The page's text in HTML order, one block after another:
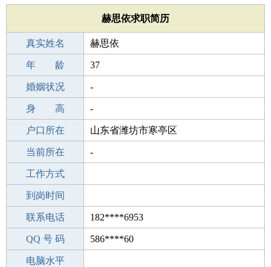
赫思依求职简历
真实姓名 赫思依
性 别 女
年 龄 37
出生年月 1989-07-16
婚姻状况 -
学 历 职校/技校
身 高 -
毕业学校 木林树人动漫培训学校
户口所在 山东省潍坊市寒亭区
所学专业 -
当前所在 -
工作经验
工作方式
驾 照
到岗时间
期望月薪
联系电话 182****6953
手机号码 182****6953
QQ 号 码 586****60
微信号码
电脑水平